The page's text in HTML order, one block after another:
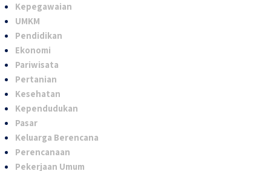
Kepegawaian
UMKM
Pendidikan
Ekonomi
Pariwisata
Pertanian
Kesehatan
Kependudukan
Pasar
Keluarga Berencana
Perencanaan
Pekerjaan Umum